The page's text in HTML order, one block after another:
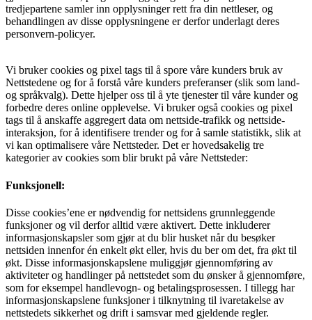
tredjepartene samler inn opplysninger rett fra din nettleser, og
behandlingen av disse opplysningene er derfor underlagt deres
personvern-policyer.
Vi bruker cookies og pixel tags til å spore våre kunders bruk av
Nettstedene og for å forstå våre kunders preferanser (slik som land-
og språkvalg). Dette hjelper oss til å yte tjenester til våre kunder og
forbedre deres online opplevelse. Vi bruker også cookies og pixel
tags til å anskaffe aggregert data om nettside-trafikk og nettside-
interaksjon, for å identifisere trender og for å samle statistikk, slik at
vi kan optimalisere våre Nettsteder. Det er hovedsakelig tre
kategorier av cookies som blir brukt på våre Nettsteder:
Funksjonell:
Disse cookies’ene er nødvendig for nettsidens grunnleggende
funksjoner og vil derfor alltid være aktivert. Dette inkluderer
informasjonskapsler som gjør at du blir husket når du besøker
nettsiden innenfor én enkelt økt eller, hvis du ber om det, fra økt til
økt. Disse informasjonskapslene muliggjør gjennomføring av
aktiviteter og handlinger på nettstedet som du ønsker å gjennomføre,
som for eksempel handlevogn- og betalingsprosessen. I tillegg har
informasjonskapslene funksjoner i tilknytning til ivaretakelse av
nettstedets sikkerhet og drift i samsvar med gjeldende regler.